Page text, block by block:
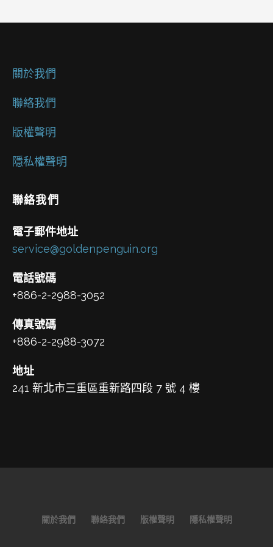
關於我們
聯絡我們
版權聲明
隱私權聲明
聯絡我們
電子郵件地址
service@goldenpenguin.org
電話號碼
+886-2-2988-3052
傳真號碼
+886-2-2988-3072
地址
241 新北市三重區重新路四段 7 號 4 樓
關於我們 聯絡我們 版權聲明 隱私權聲明